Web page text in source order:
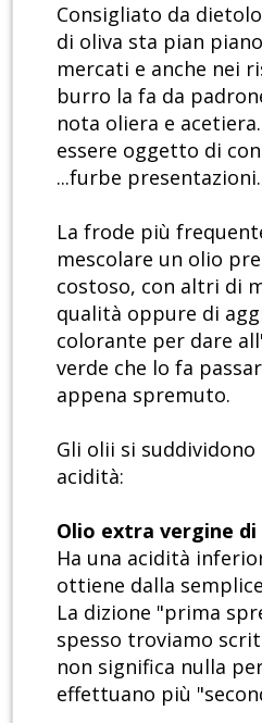
Consigliato da
di oliva sta pian
mercati e anche nei
burro la fa da
nota oliera e
essere oggetto di
...furbe presentazioni.
La frode più
mescolare un olio
costoso, con altri di
qualità oppure di
colorante per dare
verde che lo fa
appena spremuto.
Gli olii si suddividono
acidità:
Olio extra vergine di
Ha una acidità
ottiene dalla
La dizione "prima
spesso troviamo
non significa nulla
effettuano più